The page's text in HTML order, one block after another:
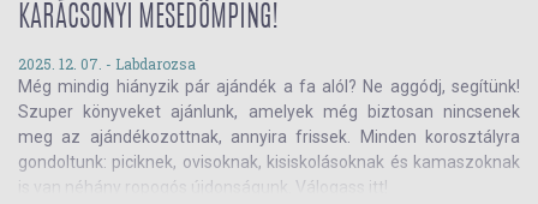
nekik!
KARÁCSONYI MESEDÖMPING!
2025. 12. 07. - Labdarozsa
Még mindig hiányzik pár ajándék a fa alól? Ne aggódj, segítünk!
Szuper könyveket ajánlunk, amelyek még biztosan nincsenek
meg az ajándékozottnak, annyira frissek. Minden korosztályra
gondoltunk: piciknek, ovisoknak, kisiskolásoknak és kamaszoknak
is van néhány ropogós újdonságunk. Válogass itt!